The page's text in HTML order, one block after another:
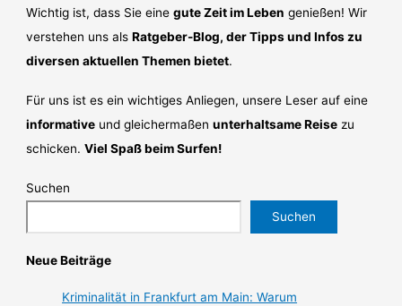
Wichtig ist, dass Sie einegute Zeit im Leben genießen! Wir
verstehen uns alsRatgeber-Blog, der Tipps und Infos zu
diversen aktuellen Themen bietet.
Für uns ist es ein wichtiges Anliegen, unsere Leser auf eine
informative und gleichermaßenunterhaltsame Reise zu
schicken.Viel Spaß beim Surfen!
Suchen
Suchen
Neue Beiträge
Kriminalität in Frankfurt am Main: Warum